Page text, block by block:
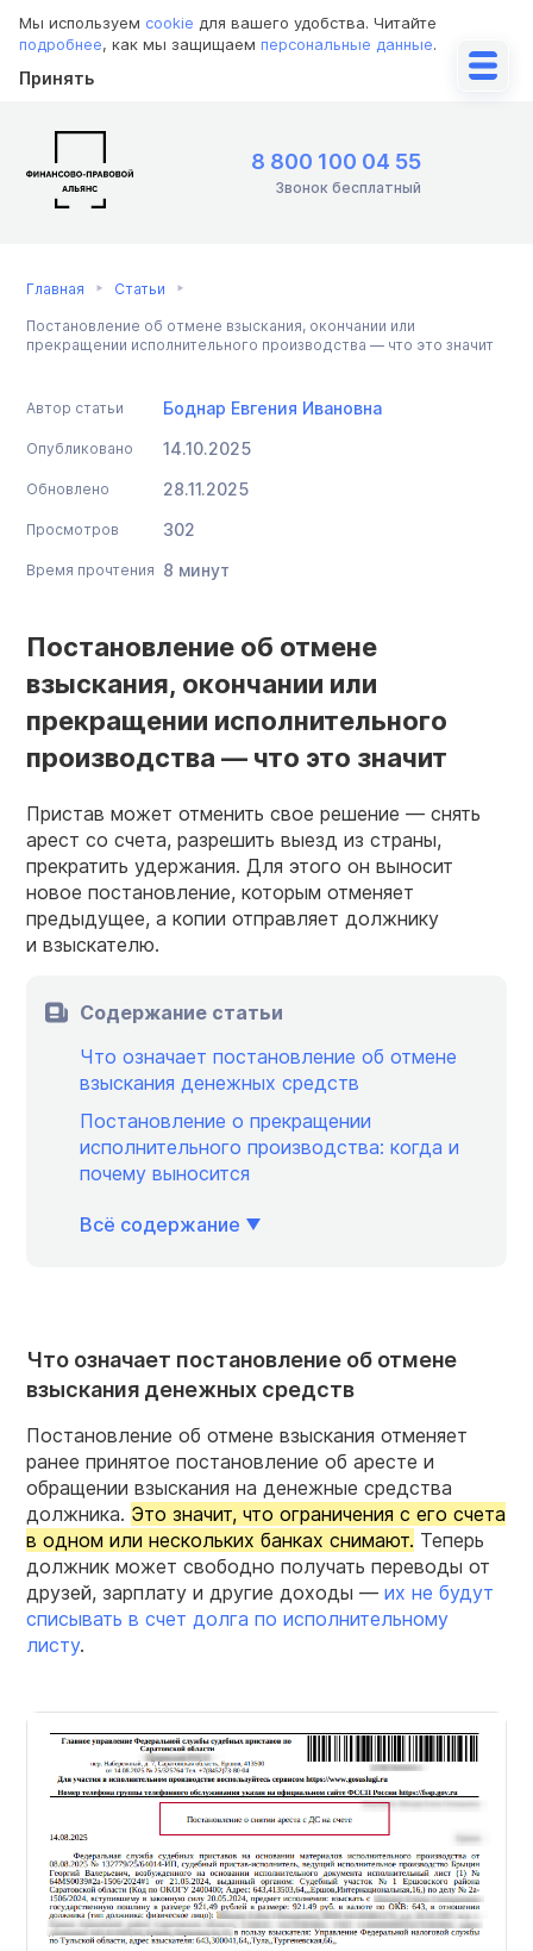
Мы используем cookie для вашего удобства. Читайте
подробнее, как мы защищаем персональные данные.
Принять
8 800 100 04 55
Звонок бесплатный
Главная Статьи
Постановление об отмене взыскания, окончании или
прекращении исполнительного производства — что это значит
Автор статьи Боднар Евгения Ивановна
Опубликовано 14.10.2025
Обновлено 28.11.2025
Просмотров 302
Время прочтения 8 минут
Постановление об отмене
взыскания, окончании или
прекращении исполнительного
производства — что это значит
Пристав может отменить свое решение — снять
арест со счета, разрешить выезд из страны,
прекратить удержания. Для этого он выносит
новое постановление, которым отменяет
предыдущее, а копии отправляет должнику
и взыскателю.
Содержание статьи
Что означает постановление об отмене
взыскания денежных средств
Постановление о прекращении
исполнительного производства: когда и
почему выносится
Всё содержание
Что означает постановление об отмене
взыскания денежных средств
Постановление об отмене взыскания отменяет
ранее принятое постановление об аресте и
обращении взыскания на денежные средства
должника. Это значит, что ограничения с его счета
в одном или нескольких банках снимают. Теперь
должник может свободно получать переводы от
друзей, зарплату и другие доходы — их не будут
списывать в счет долга по исполнительному
листу.